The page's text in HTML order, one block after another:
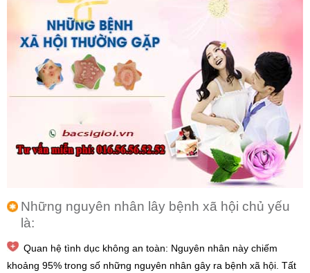
Những nguyên nhân lây bệnh xã hội chủ yếu
là:
Quan hệ tình dục không an toàn: Nguyên nhân này chiếm
khoảng 95% trong số những nguyên nhân gây ra bệnh xã hội. Tất